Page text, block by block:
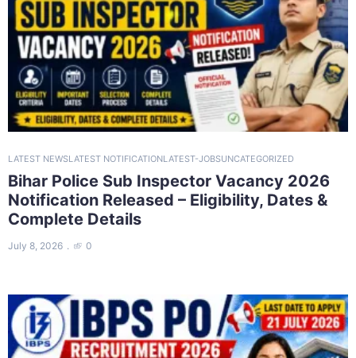
LATEST NEWSLATEST NOTIFICATIONLATEST-JOBSUNCATEGORIZED
Bihar Police Sub Inspector Vacancy 2026
Notification Released – Eligibility, Dates &
Complete Details
July 8, 2026 0